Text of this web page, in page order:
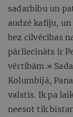
sadarbību un
audzē kafiju,
bez cilvēcības
pārliecināts ir
vērtībām.»
Kolumbijā,
valstīs. Ik pa
neesot tik